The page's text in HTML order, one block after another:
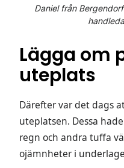
Daniel från
Lägga om
uteplats
Därefter var det dags
uteplatsen. Dessa
regn och andra tuffa
ojämnheter i